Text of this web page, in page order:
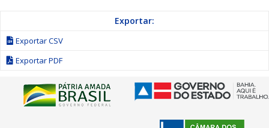
Exportar:
Exportar CSV
Exportar PDF